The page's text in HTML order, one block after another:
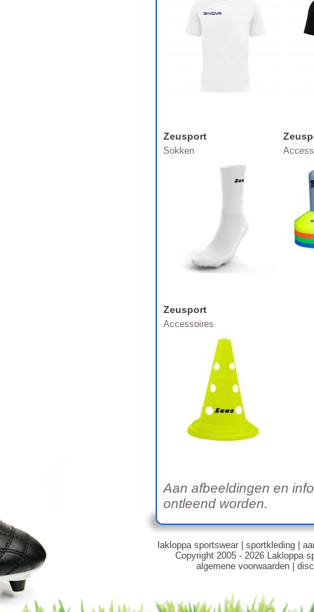
Zeusport
Sokken
Zeusport
Accessoires
Aan afbeeldingen en
ontleend worden.
lakloppa sportswear| sportkleding|
Copyright 2005 - 2026 Lakloppa
algemene voorwaarden